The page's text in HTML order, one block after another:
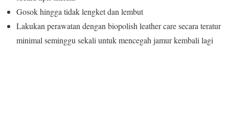
Gosok hingga tidak lengket dan lembut
Lakukan perawatan dengan biopolish leather care secara teratur
minimal seminggu sekali untuk mencegah jamur kembali lagi